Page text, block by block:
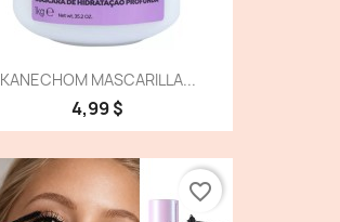
KANECHOM MASCARILLA...
4,99 $
favorite_border